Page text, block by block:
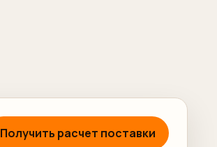
Получить расчет поставки